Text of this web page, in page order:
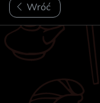
Wróć